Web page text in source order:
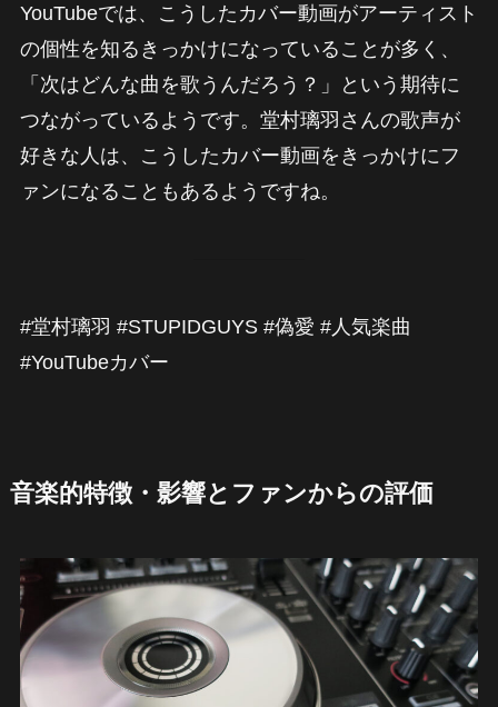
YouTubeでは、こうしたカバー動画がアーティスト
の個性を知るきっかけになっていることが多く、
「次はどんな曲を歌うんだろう？」という期待に
つながっているようです。堂村璃羽さんの歌声が
好きな人は、こうしたカバー動画をきっかけにフ
ァンになることもあるようですね。
#堂村璃羽 #STUPIDGUYS #偽愛 #人気楽曲
#YouTubeカバー
音楽的特徴・影響とファンからの評価